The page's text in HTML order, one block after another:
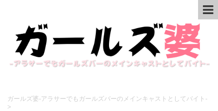
ガールズ婆-アラサーでもガールズバーのメインキャストとしてバイト-
>